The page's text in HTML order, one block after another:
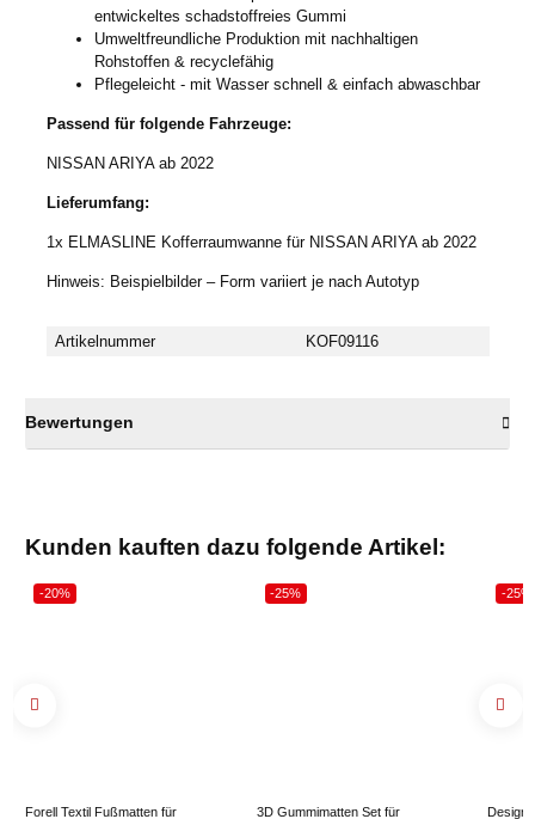
entwickeltes schadstoffreies Gummi
Umweltfreundliche Produktion mit nachhaltigen
Rohstoffen & recyclefähig
Pflegeleicht - mit Wasser schnell & einfach abwaschbar
Passend für folgende Fahrzeuge:
NISSAN ARIYA ab 2022
Lieferumfang:
1x ELMASLINE Kofferraumwanne für NISSAN ARIYA ab 2022
Hinweis: Beispielbilder – Form variiert je nach Autotyp
Artikelnummer KOF09116
Bewertungen
Kunden kauften dazu folgende Artikel:
-20%
Forell Textil Fußmatten für
-25%
3D Gummimatten Set für
-25%
Design